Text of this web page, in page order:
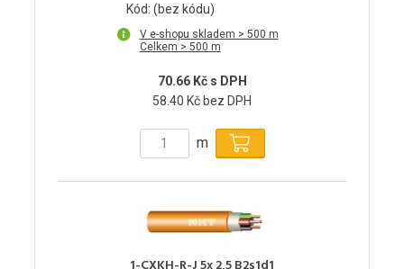
Kód: (bez kódu)
V e-shopu skladem > 500 m
Celkem > 500 m
70.66 Kč s DPH
58.40 Kč bez DPH
m